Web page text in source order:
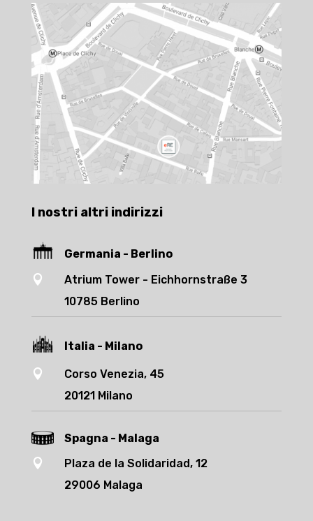
I nostri altri indirizzi
Germania - Berlino

Atrium Tower - Eichhornstraße 3
10785 Berlino
Italia - Milano

Corso Venezia, 45
20121 Milano
Spagna - Malaga

Plaza de la Solidaridad, 12
29006 Malaga